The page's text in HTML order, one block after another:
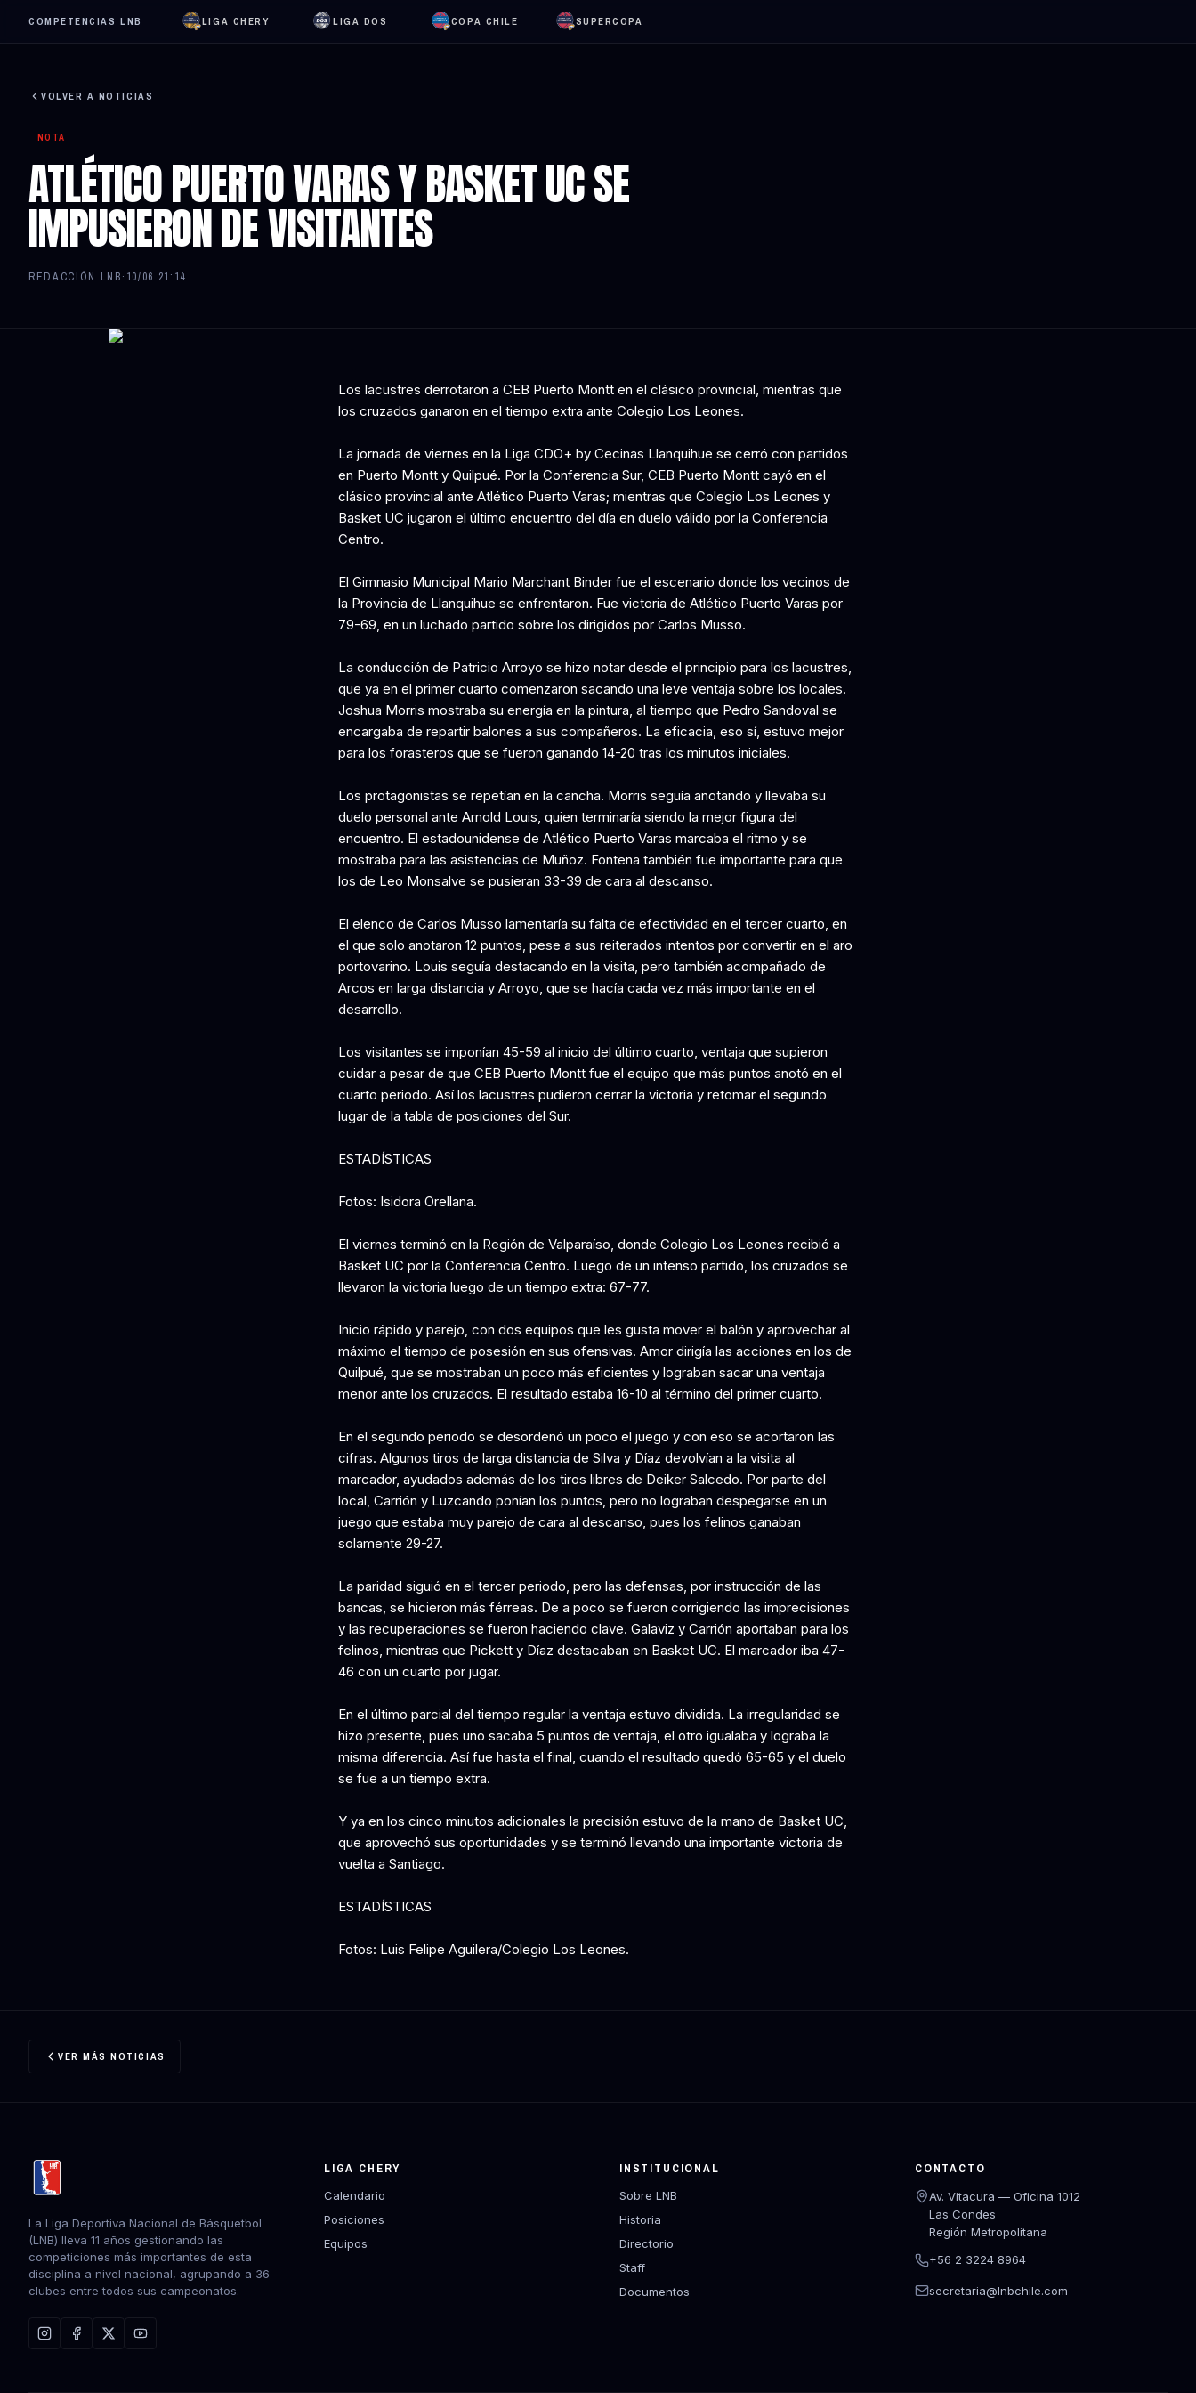
COMPETENCIAS LNB LIGA CHERY LIGA DOS COPA CHILE SUPERCOPA
VOLVER A NOTICIAS
NOTA
ATLÉTICO PUERTO VARAS Y BASKET UC SE
IMPUSIERON DE VISITANTES
REDACCIÓN LNB· 10/06 21:14
Los lacustres derrotaron a CEB Puerto Montt en el clásico provincial, mientras que
los cruzados ganaron en el tiempo extra ante Colegio Los Leones.
La jornada de viernes en la Liga CDO+ by Cecinas Llanquihue se cerró con partidos
en Puerto Montt y Quilpué. Por la Conferencia Sur, CEB Puerto Montt cayó en el
clásico provincial ante Atlético Puerto Varas; mientras que Colegio Los Leones y
Basket UC jugaron el último encuentro del día en duelo válido por la Conferencia
Centro.
El Gimnasio Municipal Mario Marchant Binder fue el escenario donde los vecinos de
la Provincia de Llanquihue se enfrentaron. Fue victoria de Atlético Puerto Varas por
79-69, en un luchado partido sobre los dirigidos por Carlos Musso.
La conducción de Patricio Arroyo se hizo notar desde el principio para los lacustres,
que ya en el primer cuarto comenzaron sacando una leve ventaja sobre los locales.
Joshua Morris mostraba su energía en la pintura, al tiempo que Pedro Sandoval se
encargaba de repartir balones a sus compañeros. La eficacia, eso sí, estuvo mejor
para los forasteros que se fueron ganando 14-20 tras los minutos iniciales.
Los protagonistas se repetían en la cancha. Morris seguía anotando y llevaba su
duelo personal ante Arnold Louis, quien terminaría siendo la mejor figura del
encuentro. El estadounidense de Atlético Puerto Varas marcaba el ritmo y se
mostraba para las asistencias de Muñoz. Fontena también fue importante para que
los de Leo Monsalve se pusieran 33-39 de cara al descanso.
El elenco de Carlos Musso lamentaría su falta de efectividad en el tercer cuarto, en
el que solo anotaron 12 puntos, pese a sus reiterados intentos por convertir en el aro
portovarino. Louis seguía destacando en la visita, pero también acompañado de
Arcos en larga distancia y Arroyo, que se hacía cada vez más importante en el
desarrollo.
Los visitantes se imponían 45-59 al inicio del último cuarto, ventaja que supieron
cuidar a pesar de que CEB Puerto Montt fue el equipo que más puntos anotó en el
cuarto periodo. Así los lacustres pudieron cerrar la victoria y retomar el segundo
lugar de la tabla de posiciones del Sur.
ESTADÍSTICAS
Fotos: Isidora Orellana.
El viernes terminó en la Región de Valparaíso, donde Colegio Los Leones recibió a
Basket UC por la Conferencia Centro. Luego de un intenso partido, los cruzados se
llevaron la victoria luego de un tiempo extra: 67-77.
Inicio rápido y parejo, con dos equipos que les gusta mover el balón y aprovechar al
máximo el tiempo de posesión en sus ofensivas. Amor dirigía las acciones en los de
Quilpué, que se mostraban un poco más eficientes y lograban sacar una ventaja
menor ante los cruzados. El resultado estaba 16-10 al término del primer cuarto.
En el segundo periodo se desordenó un poco el juego y con eso se acortaron las
cifras. Algunos tiros de larga distancia de Silva y Díaz devolvían a la visita al
marcador, ayudados además de los tiros libres de Deiker Salcedo. Por parte del
local, Carrión y Luzcando ponían los puntos, pero no lograban despegarse en un
juego que estaba muy parejo de cara al descanso, pues los felinos ganaban
solamente 29-27.
La paridad siguió en el tercer periodo, pero las defensas, por instrucción de las
bancas, se hicieron más férreas. De a poco se fueron corrigiendo las imprecisiones
y las recuperaciones se fueron haciendo clave. Galaviz y Carrión aportaban para los
felinos, mientras que Pickett y Díaz destacaban en Basket UC. El marcador iba 47-
46 con un cuarto por jugar.
En el último parcial del tiempo regular la ventaja estuvo dividida. La irregularidad se
hizo presente, pues uno sacaba 5 puntos de ventaja, el otro igualaba y lograba la
misma diferencia. Así fue hasta el final, cuando el resultado quedó 65-65 y el duelo
se fue a un tiempo extra.
Y ya en los cinco minutos adicionales la precisión estuvo de la mano de Basket UC,
que aprovechó sus oportunidades y se terminó llevando una importante victoria de
vuelta a Santiago.
ESTADÍSTICAS
Fotos: Luis Felipe Aguilera/Colegio Los Leones.
VER MÁS NOTICIAS
La Liga Deportiva Nacional de Básquetbol
(LNB) lleva 11 años gestionando las
competiciones más importantes de esta
disciplina a nivel nacional, agrupando a 36
clubes entre todos sus campeonatos.
LIGA CHERY
Calendario
Posiciones
Equipos
INSTITUCIONAL
Sobre LNB
Historia
Directorio
Staff
Documentos
CONTACTO
Av. Vitacura — Oficina 1012
Las Condes
Región Metropolitana
+56 2 3224 8964
secretaria@lnbchile.com